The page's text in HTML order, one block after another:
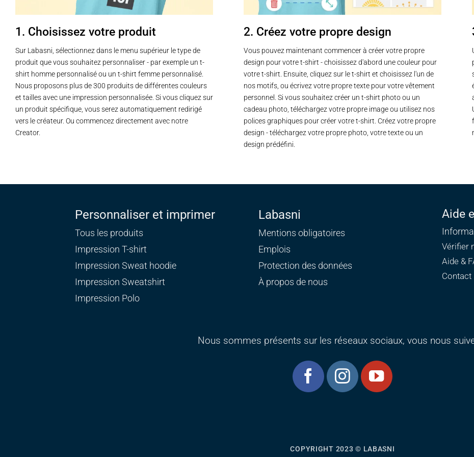
du
produit
la
du
produit
la
produit
produit
1. Choisissez votre produit
Sur Labasni, sélectionnez dans le menu supérieur le type de
produit que vous souhaitez personnaliser - par exemple un t-
shirt homme personnalisé ou un t-shirt femme personnalisé.
Nous proposons plus de 300 produits de différentes couleurs
et tailles avec une impression personnalisée. Si vous cliquez sur
un produit spécifique, vous serez automatiquement redirigé
vers le créateur. Ou commencez directement avec notre
Creator.
2. Créez votre propre design
Vous pouvez maintenant commencer à créer votre propre
design pour votre t-shirt - choisissez d'abord une couleur pour
votre t-shirt. Ensuite, cliquez sur le t-shirt et choisissez l'un de
nos motifs, ou écrivez votre propre texte pour votre vêtement
personnel. Si vous souhaitez créer un t-shirt photo ou un
cadeau photo, téléchargez votre propre image ou utilisez nos
polices graphiques pour créer votre t-shirt. Créez votre propre
design - téléchargez votre propre photo, votre texte ou un
design prédéfini.
Personnaliser et imprimer
Tous les produits
Impression T-shirt
Impression Sweat hoodie
Impression Sweatshirt
Impression Polo
Labasni
Mentions obligatoires
Emplois
Protection des données
À propos de nous
Aide
Vérifier
Aide &
Contact
Nous sommes présents sur les réseaux sociaux, vous nous
COPYRIGHT 2023 © LABASNI